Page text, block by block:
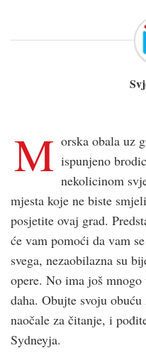
M orska obala uz
ispunjeno
nekolicinom
mjesta koje ne biste
posjetite ovaj grad.
će vam pomoći da vam
svega, nezaobilazna su
opere. No ima još
daha. Obujte svoju
naočale za čitanje, i
Sydneyja.